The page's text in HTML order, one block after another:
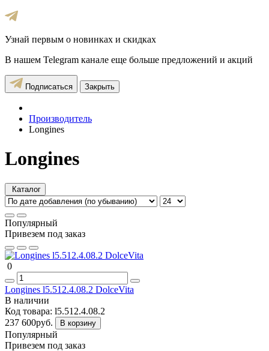
Узнай первым о новинках и скидках
В нашем Telegram канале еще больше предложений и акций
Подписаться Закрыть
Производитель
Longines
Longines
Каталог
Популярный
Привезем под заказ
0
Longines l5.512.4.08.2 DolceVita
В наличии
Код товара: l5.512.4.08.2
237 600руб.
В корзину
Популярный
Привезем под заказ